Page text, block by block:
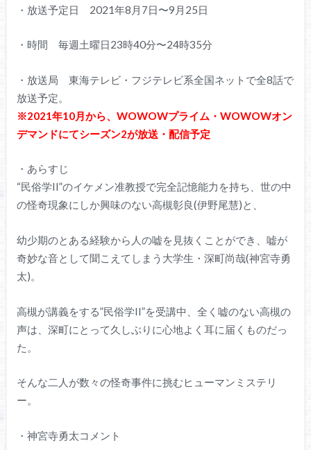
・放送予定日 2021年8月7日〜9月25日
・時間 毎週土曜日23時40分〜24時35分
・放送局 東海テレビ・フジテレビ系全国ネットで全8話で
放送予定。
※2021年10月から、WOWOWプライム・WOWOWオン
デマンドにてシーズン2が放送・配信予定
・あらすじ
“民俗学II”のイケメン准教授で完全記憶能力を持ち、世の中
の怪奇現象にしか興味のない高槻彰良(伊野尾慧)と、
幼少期のとある経験から人の嘘を見抜くことができ、嘘が
奇妙な音として聞こえてしまう大学生・深町尚哉(神宮寺勇
太)。
高槻が講義をする”民俗学II”を受講中、全く嘘のない高槻の
声は、深町にとって久しぶりに心地よく耳に届くものだっ
た。
そんな二人が数々の怪奇事件に挑むヒューマンミステリ
ー。
・神宮寺勇太コメント